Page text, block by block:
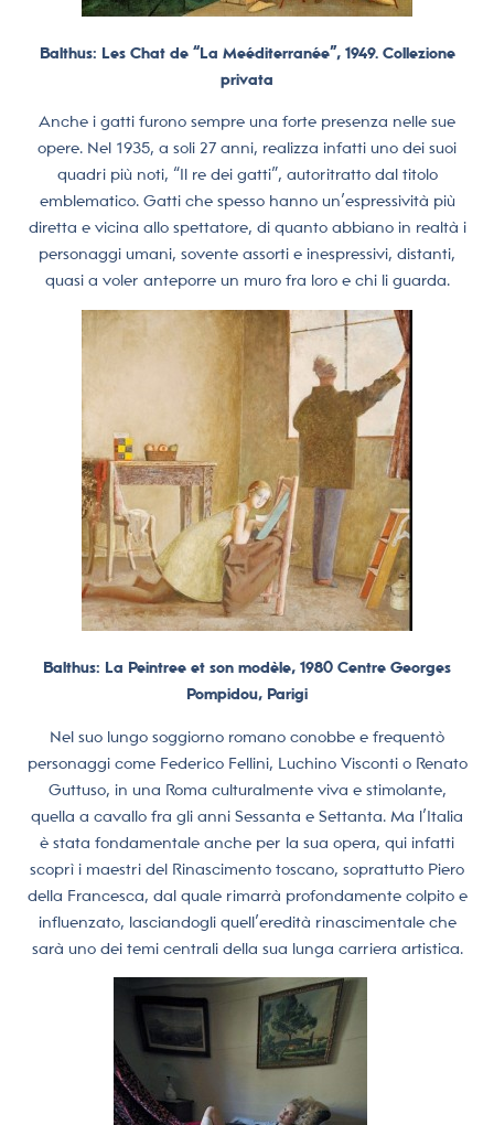
Balthus: Les Chat de “La Meéditerranée”, 1949. Collezione
privata
Anche i gatti furono sempre una forte presenza nelle sue
opere. Nel 1935, a soli 27 anni, realizza infatti uno dei suoi
quadri più noti, “Il re dei gatti”, autoritratto dal titolo
emblematico. Gatti che spesso hanno un’espressività più
diretta e vicina allo spettatore, di quanto abbiano in realtà i
personaggi umani, sovente assorti e inespressivi, distanti,
quasi a voler anteporre un muro fra loro e chi li guarda.
Balthus: La Peintree et son modèle, 1980 Centre Georges
Pompidou, Parigi
Nel suo lungo soggiorno romano conobbe e frequentò
personaggi come Federico Fellini, Luchino Visconti o Renato
Guttuso, in una Roma culturalmente viva e stimolante,
quella a cavallo fra gli anni Sessanta e Settanta. Ma l’Italia
è stata fondamentale anche per la sua opera, qui infatti
scoprì i maestri del Rinascimento toscano, soprattutto Piero
della Francesca, dal quale rimarrà profondamente colpito e
influenzato, lasciandogli quell’eredità rinascimentale che
sarà uno dei temi centrali della sua lunga carriera artistica.